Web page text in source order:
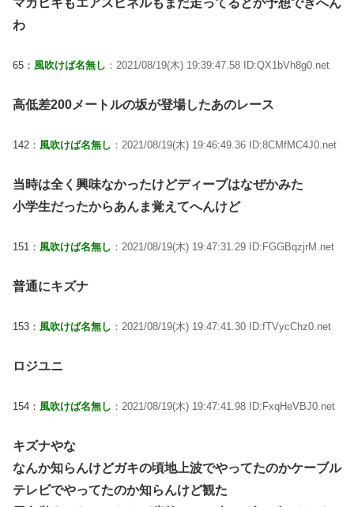
わ
65： 風吹けば名無し ：2021/08/19(木) 19:39:47.58 ID:QX1bVh8g0.net
高低差200メートルの坂が登場したあのレース
142： 風吹けば名無し ：2021/08/19(木) 19:46:49.36 ID:8CMfMC4J0.net
当時は全く興味なかったけどディープはなぜかみた
小学生だったからあんま覚えてへんけど
151： 風吹けば名無し ：2021/08/19(木) 19:47:31.29 ID:FGGBqzjrM.net
普通にキズナ
153： 風吹けば名無し ：2021/08/19(木) 19:47:41.30 ID:fTVycChz0.net
ロジユニ
154： 風吹けば名無し ：2021/08/19(木) 19:47:41.98 ID:FxqHeVBJ0.net
キズナやな
なんか知らんけどガキの頃地上波でやってたのかケーブル
テレビでやってたのか知らんけど観た